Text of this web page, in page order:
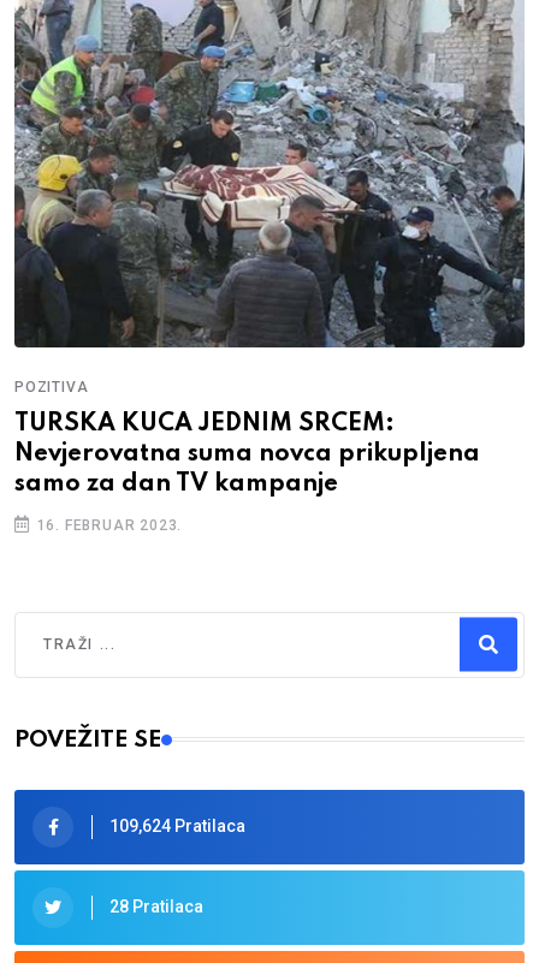
POZITIVA
TURSKA KUCA JEDNIM SRCEM:
Nevjerovatna suma novca prikupljena
samo za dan TV kampanje
16. FEBRUAR 2023.
Type 2 or more characters for results.
POVEŽITE SE
109,624 Pratilaca
28 Pratilaca